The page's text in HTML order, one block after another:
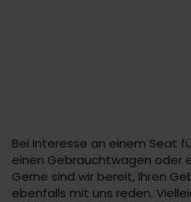
Bei Interesse an einem Seat
einen Gebrauchtwagen oder
Gerne sind wir bereit, Ihren
ebenfalls mit uns reden.